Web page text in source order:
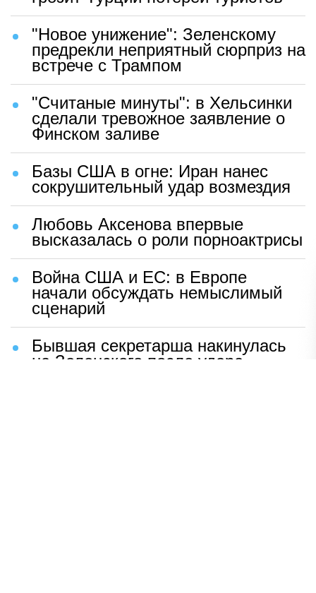
"Новое унижение": Зеленскому
предрекли неприятный сюрприз на
встрече с Трампом
"Считаные минуты": в Хельсинки
сделали тревожное заявление о
Финском заливе
Базы США в огне: Иран нанес
сокрушительный удар возмездия
Любовь Аксенова впервые
высказалась о роли порноактрисы
Война США и ЕС: в Европе
начали обсуждать немыслимый
сценарий
Бывшая секретарша накинулась
на Зеленского после удара